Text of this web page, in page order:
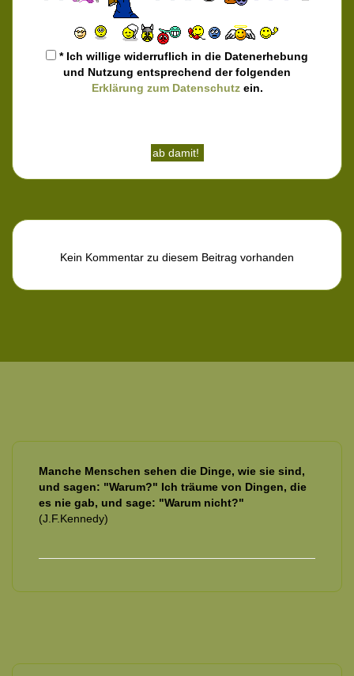
* Ich willige widerruflich in die Datenerhebung
und Nutzung entsprechend der folgenden
Erklärung zum Datenschutzein.
Kein Kommentar zu diesem Beitrag vorhanden
Manche Menschen sehen die Dinge, wie sie sind,
und sagen: "Warum?" Ich träume von Dingen, die
es nie gab, und sage: "Warum nicht?"
(J.F.Kennedy)